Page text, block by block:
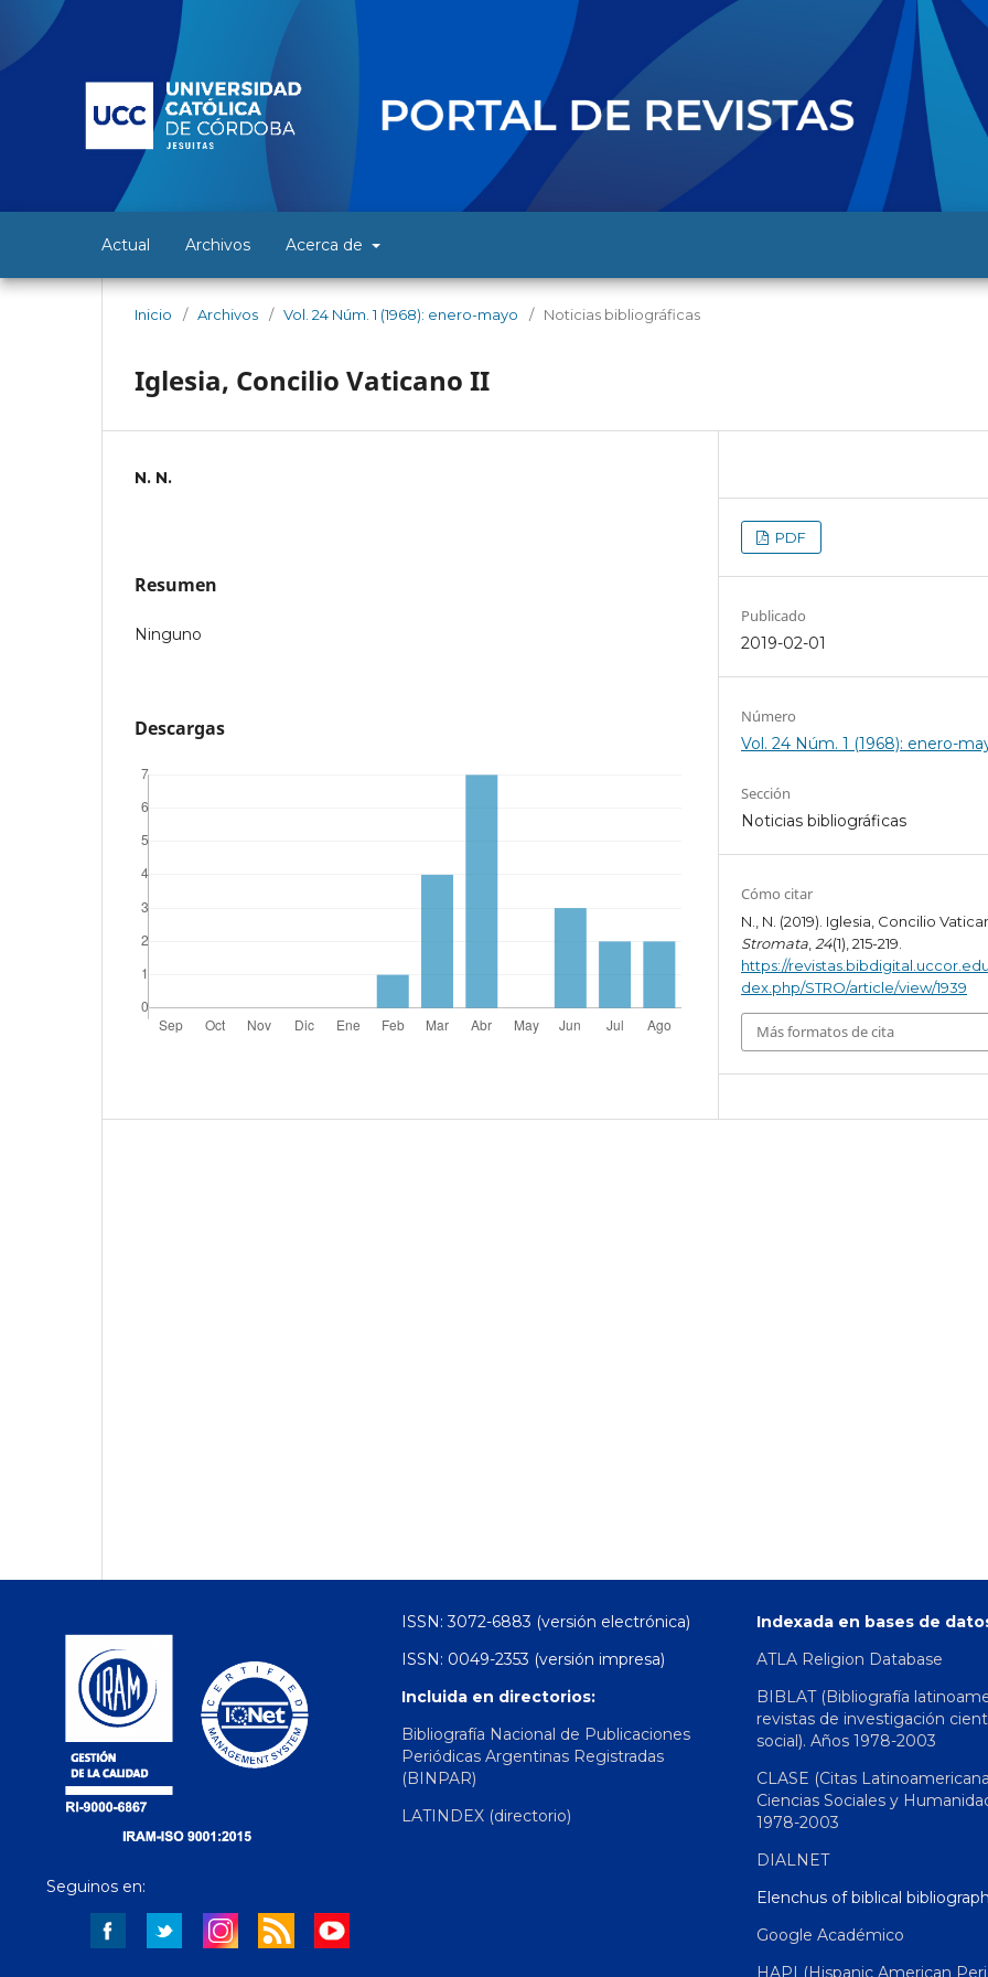
Actual Archivos Acerca de
Inicio / Archivos / Vol. 24 Núm. 1 (1968): enero-mayo / Noticias bibliográficas
Iglesia, Concilio Vaticano II
N. N.
Resumen
Ninguno
Descargas
PDF
Publicado
2019-02-01
Número
Vol. 24 Núm. 1 (1968): enero-
Sección
Noticias bibliográficas
Cómo citar
N., N. (2019). Iglesia, Concilio
Stromata 24(1), 215-219.
https://
dex.php/STRO/article/view/1939
Más formatos de cita
Seguinos en:
ISSN: 3072-6883 (versión electrónica)
ISSN: 0049-2353 (versión impresa)
Incluida en directorios:
Bibliografía Nacional de Publicaciones
Periódicas Argentinas Registradas
(BINPAR)
LATINDEX (directorio)
Indexada en bases de
ATLA Religion Database
BIBLAT (Bibliografía
revistas de investigación
social). Años 1978-2003
CLASE (Citas
Ciencias Sociales y
1978-2003
DIALNET
Elenchus of biblical
Google Académico
HAPI (Hispanic American